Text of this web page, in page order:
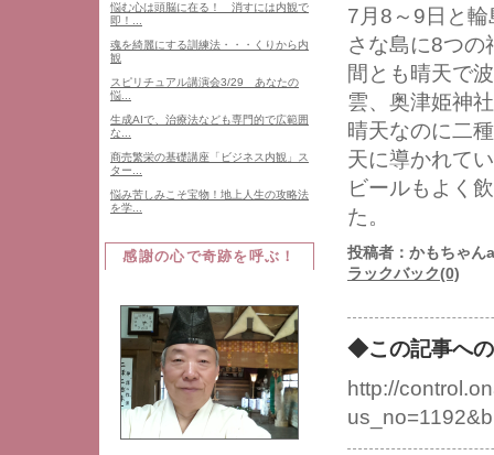
悩む心は頭脳に在る！ 消すには内観で
即！...
魂を綺麗にする訓練法・・・くりから内
観
スピリチュアル講演会3/29 あなたの
悩...
生成AIで、治療法なども専門的で広範囲
な...
商売繁栄の基礎講座「ビジネス内観」ス
ター...
悩み苦しみこそ宝物！地上人生の攻略法
を学...
感謝の心で奇跡を呼ぶ！
7月8～9日と
さな島に8つの
間とも晴天で
雲、奥津姫神
晴天なのに二
天に導かれて
ビールもよく
た。
投稿者：かもちゃ
ラックバック(0)
◆この記事へ
http://